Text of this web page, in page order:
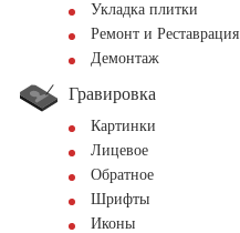
Укладка плитки
Ремонт и Реставрация
Демонтаж
Гравировка
Картинки
Лицевое
Обратное
Шрифты
Иконы